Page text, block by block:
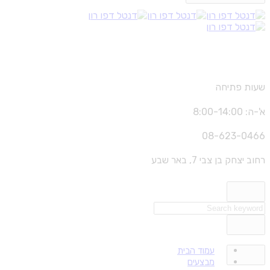
שעות פתיחה
א'-ה: 8:00-14:00
08-623-0466
רחוב יצחק בן צבי 7, באר שבע
עמוד הבית
מבצעים